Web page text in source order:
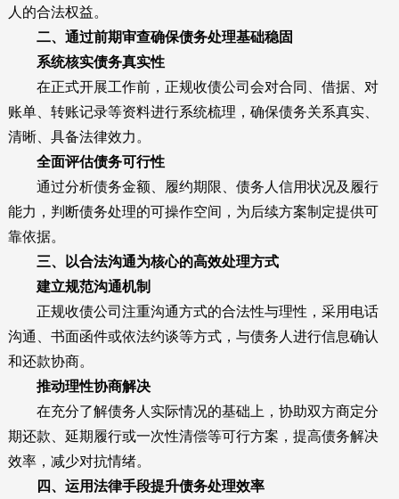
人的合法权益。
二、通过前期审查确保债务处理基础稳固
系统核实债务真实性
在正式开展工作前，正规收债公司会对合同、借据、对
账单、转账记录等资料进行系统梳理，确保债务关系真实、
清晰、具备法律效力。
全面评估债务可行性
通过分析债务金额、履约期限、债务人信用状况及履行
能力，判断债务处理的可操作空间，为后续方案制定提供可
靠依据。
三、以合法沟通为核心的高效处理方式
建立规范沟通机制
正规收债公司注重沟通方式的合法性与理性，采用电话
沟通、书面函件或依法约谈等方式，与债务人进行信息确认
和还款协商。
推动理性协商解决
在充分了解债务人实际情况的基础上，协助双方商定分
期还款、延期履行或一次性清偿等可行方案，提高债务解决
效率，减少对抗情绪。
四、运用法律手段提升债务处理效率